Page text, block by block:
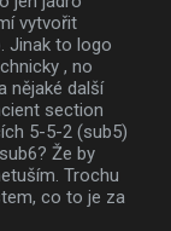
vytvořit
Jinak to logo
, no
nějaké další
section
5-5-2 (sub5)
Že by
Trochu
co to je za